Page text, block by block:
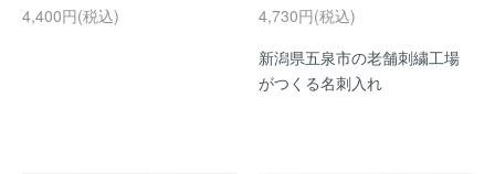
4,400円(税込)
4,730円(税込)
新潟県五泉市の老舗刺繍工場
がつくる名刺入れ